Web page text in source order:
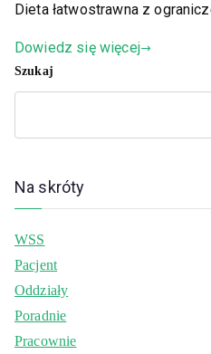
Dieta łatwostrawna z
Dowiedz się więcej
Szukaj
Na skróty
WSS
Pacjent
Oddziały
Poradnie
Pracownie